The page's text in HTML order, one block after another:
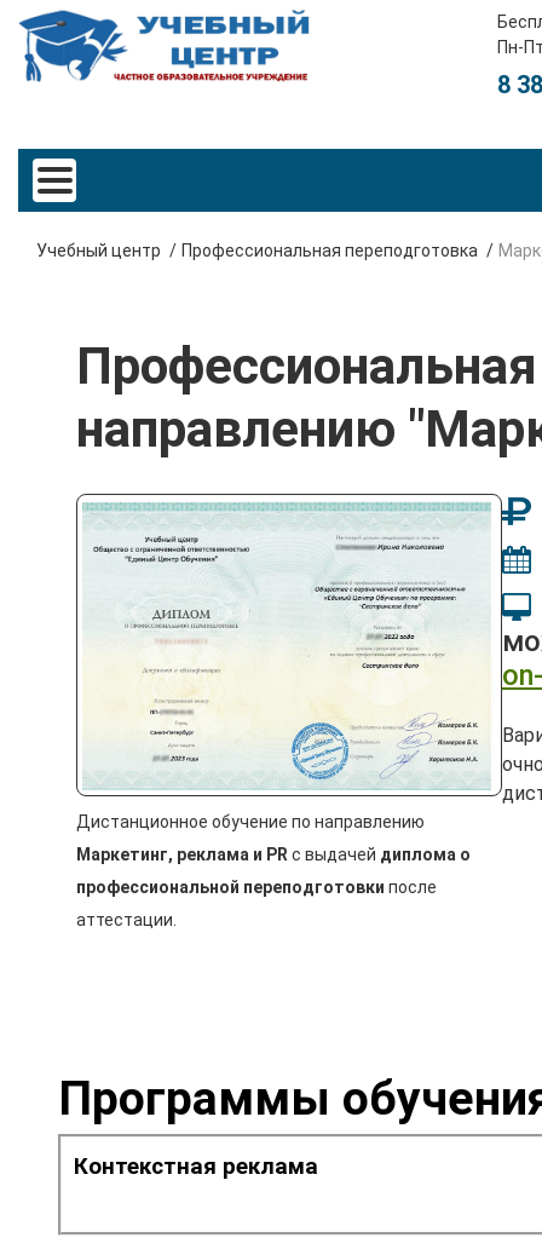
Пн-
8
Учебный центр Профессиональная переподготовка
направлению
Дистанционное обучение по направлению
Маркетинг, реклама и PR с выдачей диплома о
профессиональной переподготовки после
аттестации.
Программы
Контекстная реклама